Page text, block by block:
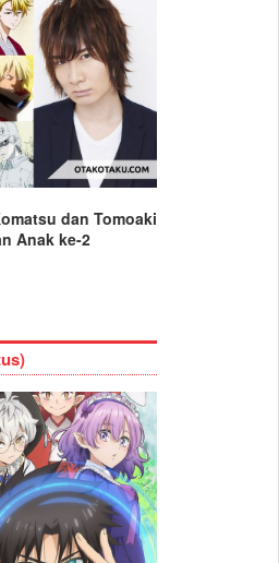
dan Tomoaki
Anak ke-2